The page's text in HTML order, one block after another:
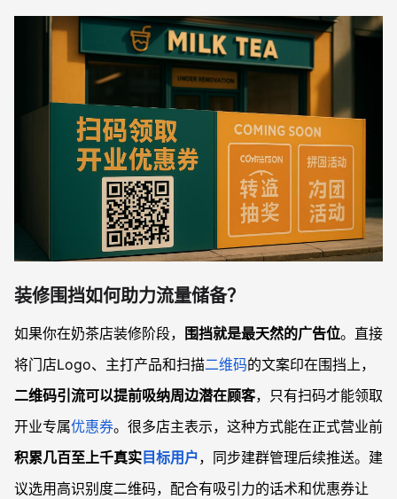
装修围挡如何助力流量储备？
如果你在奶茶店装修阶段， 围挡就是最天然的广告位。直接
将门店Logo、主打产品和扫描二维码的文案印在围挡上，
二维码引流可以提前吸纳周边潜在顾客，只有扫码才能领取
开业专属优惠券。很多店主表示，这种方式能在正式营业前
积累几百至上千真实 目标用户，同步建群管理后续推送。建
议选用高识别度二维码，配合有吸引力的话术和优惠券让